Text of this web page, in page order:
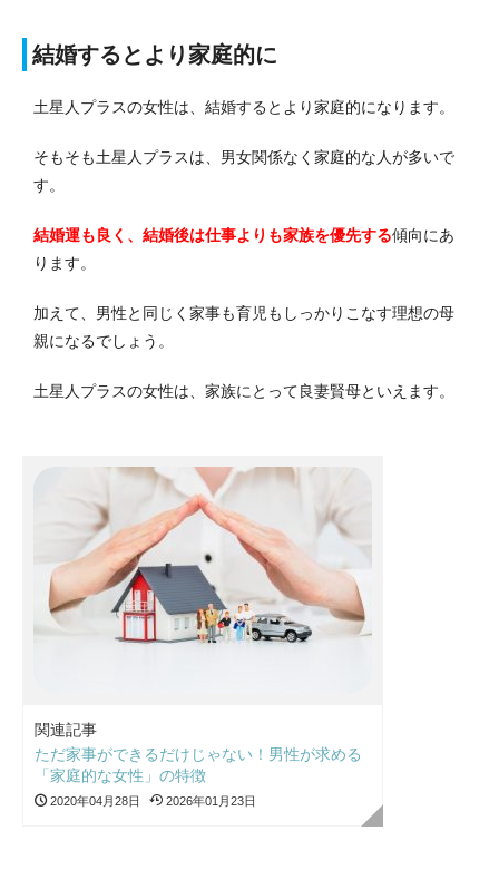
結婚するとより家庭的に
土星人プラスの女性は、結婚するとより家庭的になります。
そもそも土星人プラスは、男女関係なく家庭的な人が多いで
す。
結婚運も良く、結婚後は仕事よりも家族を優先する傾向にあ
ります。
加えて、男性と同じく家事も育児もしっかりこなす理想の母
親になるでしょう。
土星人プラスの女性は、家族にとって良妻賢母といえます。
関連記事
ただ家事ができるだけじゃない！男性が求める
「家庭的な女性」の特徴
2020年04月28日 2026年01月23日